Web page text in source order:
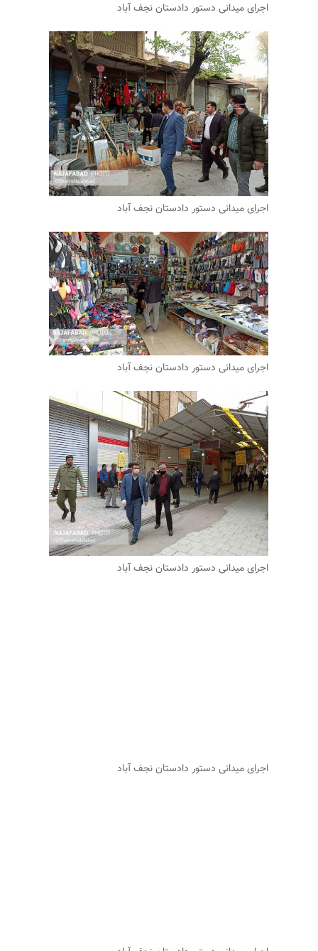
اجرای میدانی دستور دادستان نجف آباد
اجرای میدانی دستور دادستان نجف آباد
اجرای میدانی دستور دادستان نجف آباد
اجرای میدانی دستور دادستان نجف آباد
اجرای میدانی دستور دادستان نجف آباد